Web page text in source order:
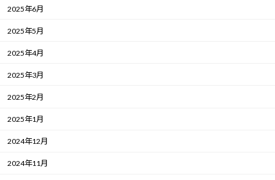
2025年6月
2025年5月
2025年4月
2025年3月
2025年2月
2025年1月
2024年12月
2024年11月